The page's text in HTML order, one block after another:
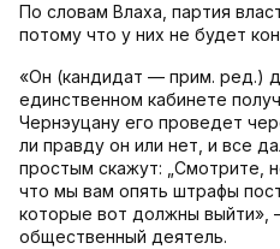
По словам Влаха, партия
потому что у них не будет
«Он (кандидат — прим. ред.)
единственном кабинете
Чернэуцану его проведет
ли правду он или нет, и все
простым скажут: „Смотрите,
что мы вам опять штрафы
которые вот должны
общественный деятель.